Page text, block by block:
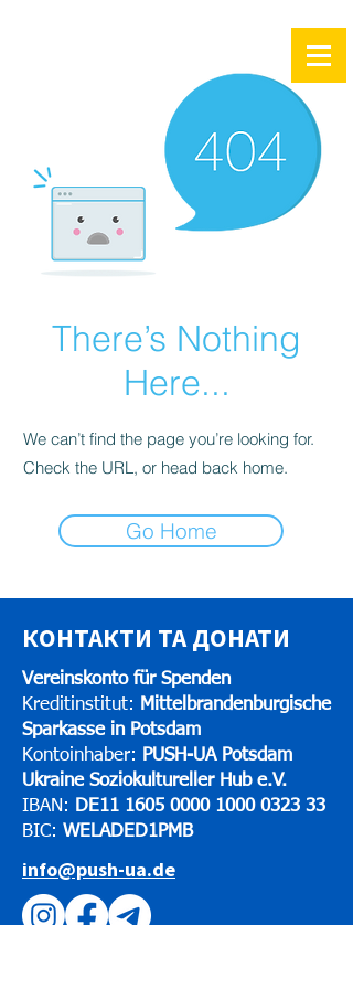
There’s Nothing
Here...
We can’t find the page you’re looking for.
Check the URL, or head back home.
Go Home
КОНТАКТИ ТА ДОНАТИ
Vereinskonto für Spenden
Kreditinstitut: Mittelbrandenburgische
Sparkasse in Potsdam
Kontoinhaber: PUSH-UA Potsdam
Ukraine Soziokultureller Hub e.V.
IBAN: DE11 1605 0000 1000 0323 33
BIC: WELADED1PMB
info@push-ua.de